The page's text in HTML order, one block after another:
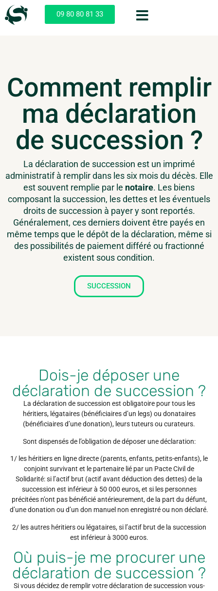
09 80 80 81 33
Comment remplir
ma déclaration
de succession ?
La déclaration de succession est un imprimé
administratif à remplir dans les six mois du décès. Elle
est souvent remplie par le notaire. Les biens
composant la succession, les dettes et les éventuels
droits de succession à payer y sont reportés.
Généralement, ces derniers doivent être payés en
même temps que le dépôt de la déclaration, même si
des possibilités de paiement différé ou fractionné
existent sous condition.
SUCCESSION
Dois-je déposer une
déclaration de succession ?
La déclaration de succession est obligatoire pour tous les
héritiers, légataires (bénéficiaires d’un legs) ou donataires
(bénéficiaires d’une donation), leurs tuteurs ou curateurs.
Sont dispensés de l’obligation de déposer une déclaration:
1/ les héritiers en ligne directe (parents, enfants, petits-enfants), le
conjoint survivant et le partenaire lié par un Pacte Civil de
Solidarité: si l’actif brut (actif avant déduction des dettes) de la
succession est inférieur à 50 000 euros, et si les personnes
précitées n’ont pas bénéficié antérieurement, de la part du défunt,
d’une donation ou d’un don manuel non enregistré ou non déclaré.
2/ les autres héritiers ou légataires, si l’actif brut de la succession
est inférieur à 3000 euros.
Où puis-je me procurer une
déclaration de succession ?
Si vous décidez de remplir votre déclaration de succession vous-